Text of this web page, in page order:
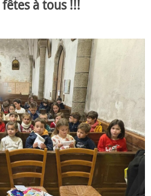
fêtes à tous !!!